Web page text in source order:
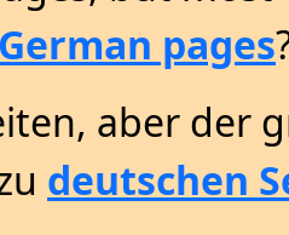
German pages
aber der
deutschen